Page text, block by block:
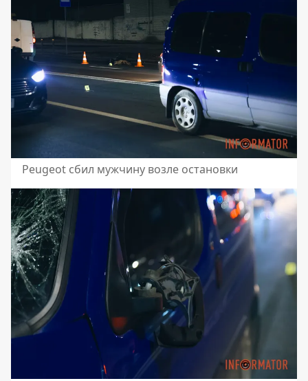
Peugeot сбил мужчину возле остановки